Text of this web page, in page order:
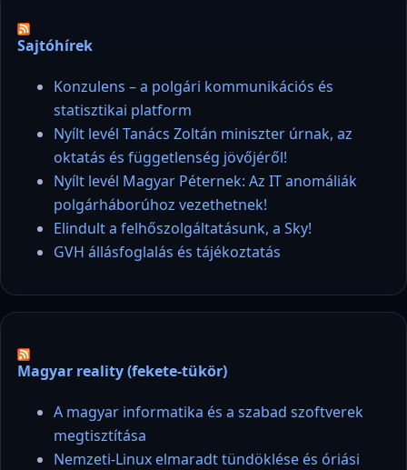
Sajtóhírek
Konzulens – a polgári kommunikációs és
statisztikai platform
Nyílt levél Tanács Zoltán miniszter úrnak, az
oktatás és függetlenség jövőjéről!
Nyílt levél Magyar Péternek: Az IT anomáliák
polgárháborúhoz vezethetnek!
Elindult a felhőszolgáltatásunk, a Sky!
GVH állásfoglalás és tájékoztatás
Magyar reality (fekete-tükör)
A magyar informatika és a szabad szoftverek
megtisztítása
Nemzeti-Linux elmaradt tündöklése és óriási